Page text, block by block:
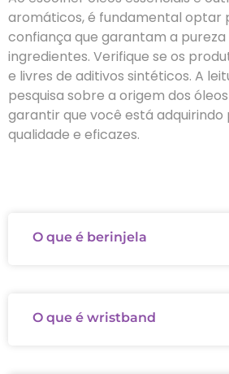
aromáticos, é fundamental optar
confiança que garantam a pureza
ingredientes. Verifique se os
e livres de aditivos sintéticos. A
pesquisa sobre a origem dos
garantir que você está
qualidade e eficazes.
O que é berinjela
O que é wristband